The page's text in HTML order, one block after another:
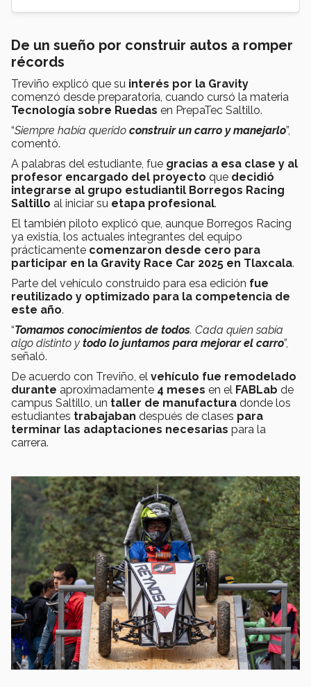
De un sueño por construir autos a romper
récords
Treviño explicó que su interés por la Gravity
comenzó desde preparatoria, cuando cursó la materia
Tecnología sobre Ruedas en PrepaTec Saltillo.
“Siempre había querido construir un carro y manejarlo”,
comentó.
A palabras del estudiante, fue gracias a esa clase y al
profesor encargado del proyecto que decidió
integrarse al grupo estudiantil Borregos Racing
Saltillo al iniciar su etapa profesional.
El también piloto explicó que, aunque Borregos Racing
ya existía, los actuales integrantes del equipo
prácticamente comenzaron desde cero para
participar en la Gravity Race Car 2025 en Tlaxcala.
Parte del vehículo construido para esa edición fue
reutilizado y optimizado para la competencia de
este año.
“Tomamos conocimientos de todos. Cada quien sabía
algo distinto y todo lo juntamos para mejorar el carro”,
señaló.
De acuerdo con Treviño, el vehículo fue remodelado
durante aproximadamente 4 meses en el FABLab de
campus Saltillo, un taller de manufactura donde los
estudiantes trabajaban después de clases para
terminar las adaptaciones necesarias para la
carrera.